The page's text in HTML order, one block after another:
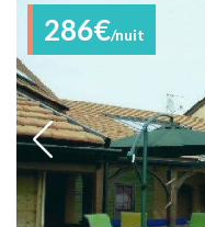
286€/nuit